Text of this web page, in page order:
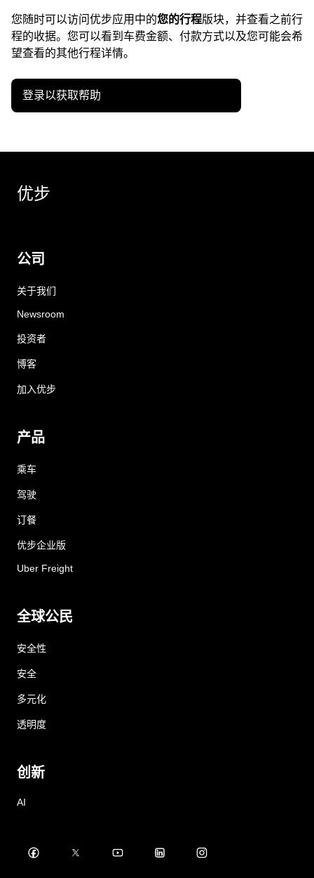
您随时可以访问优步应用中的您的行程版块，并查看之前行
程的收据。您可以看到车费金额、付款方式以及您可能会希
望查看的其他行程详情。
登录以获取帮助
优步
公司
关于我们
Newsroom
投资者
博客
加入优步
产品
乘车
驾驶
订餐
优步企业版
Uber Freight
全球公民
安全性
安全
多元化
透明度
创新
AI